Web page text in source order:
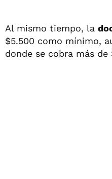
Al mismo tiempo, la
$5.500 como mínimo,
donde se cobra más de